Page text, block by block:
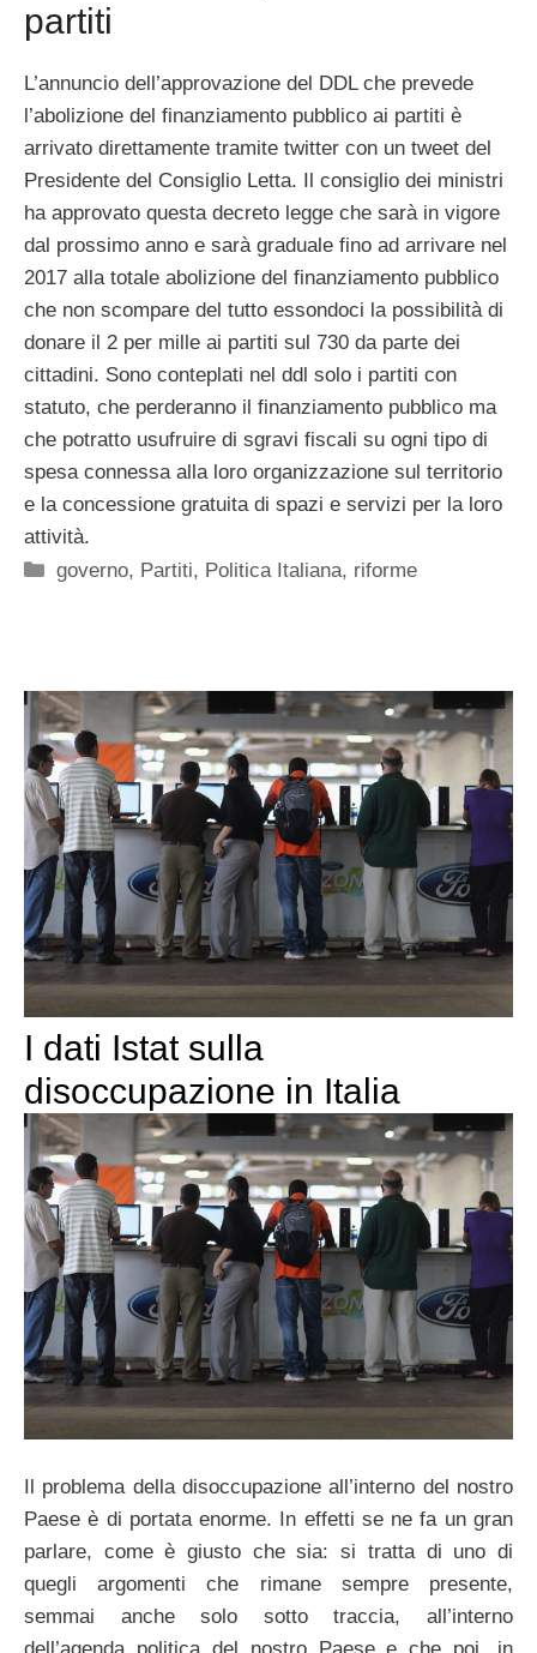
partiti
L’annuncio dell’approvazione del DDL che prevede
l’abolizione del finanziamento pubblico ai partiti è
arrivato direttamente tramite twitter con un tweet del
Presidente del Consiglio Letta. Il consiglio dei ministri
ha approvato questa decreto legge che sarà in vigore
dal prossimo anno e sarà graduale fino ad arrivare nel
2017 alla totale abolizione del finanziamento pubblico
che non scompare del tutto essondoci la possibilità di
donare il 2 per mille ai partiti sul 730 da parte dei
cittadini. Sono conteplati nel ddl solo i partiti con
statuto, che perderanno il finanziamento pubblico ma
che potratto usufruire di sgravi fiscali su ogni tipo di
spesa connessa alla loro organizzazione sul territorio
e la concessione gratuita di spazi e servizi per la loro
attività.
Categorie
governo, Partiti, Politica Italiana, riforme
I dati Istat sulla
disoccupazione in Italia
Il problema della disoccupazione all’interno del nostro
Paese è di portata enorme. In effetti se ne fa un gran
parlare, come è giusto che sia: si tratta di uno di
quegli argomenti che rimane sempre presente,
semmai anche solo sotto traccia, all’interno
dell’agenda politica del nostro Paese e che poi, in